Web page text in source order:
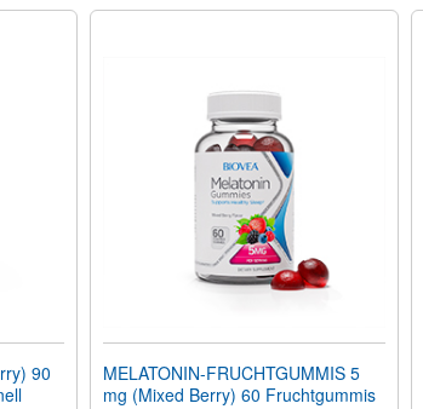
90
MELATONIN-FRUCHTGUMMIS 5
mg (Mixed Berry) 60 Fruchtgummis